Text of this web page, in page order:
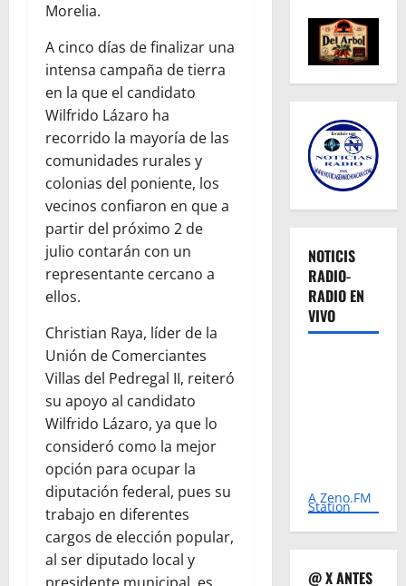
Morelia.
A cinco días de finalizar una
intensa campaña de tierra
en la que el candidato
Wilfrido Lázaro ha
recorrido la mayoría de las
comunidades rurales y
colonias del poniente, los
vecinos confiaron en que a
partir del próximo 2 de
julio contarán con un
representante cercano a
ellos.
Christian Raya, líder de la
Unión de Comerciantes
Villas del Pedregal II, reiteró
su apoyo al candidato
Wilfrido Lázaro, ya que lo
consideró como la mejor
opción para ocupar la
diputación federal, pues su
trabajo en diferentes
cargos de elección popular,
al ser diputado local y
NOTICIS
RADIO-
RADIO EN
VIVO
A Zeno.FM
Station
@ X ANTES